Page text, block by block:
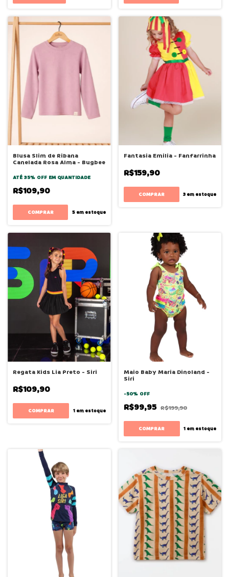
Blusa Slim de Ribana
Canelada Rosa Alma - Bugbee
ATÉ 35% OFF EM QUANTIDADE
R$109,90
COMPRAR 5em estoque
Fantasia Emilia - Fanfarrinha
R$159,90
COMPRAR 3 em estoque
Regata Kids Lia Preto - Siri
R$109,90
COMPRAR 1em estoque
Maio Baby Maria Dinoland -
Siri
-50% OFF
R$99,95 R$199,90
COMPRAR 1 em estoque